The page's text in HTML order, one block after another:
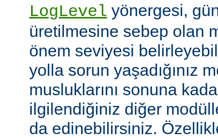
LogLevel yönergesi,
üretilmesine sebep olan
önem seviyesi
yolla sorun yaşadığınız
musluklarını sonuna
ilgilendiğiniz diğer
da edinebilirsiniz.